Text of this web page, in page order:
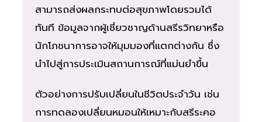
สามารถส่งผลกระทบต่อสุขภาพโดยรวมได้
ทันที ข้อมูลจากผู้เชี่ยวชาญด้านสรีรวิทยาหรือ
นักโภชนาการอาจให้มุมมองที่แตกต่างกัน ซึ่ง
นำไปสู่การประเมินสถานการณ์ที่แม่นยำขึ้น
ตัวอย่างการปรับเปลี่ยนในชีวิตประจำวัน เช่น
การทดลองเปลี่ยนหมอนให้เหมาะกับสรีระคอ